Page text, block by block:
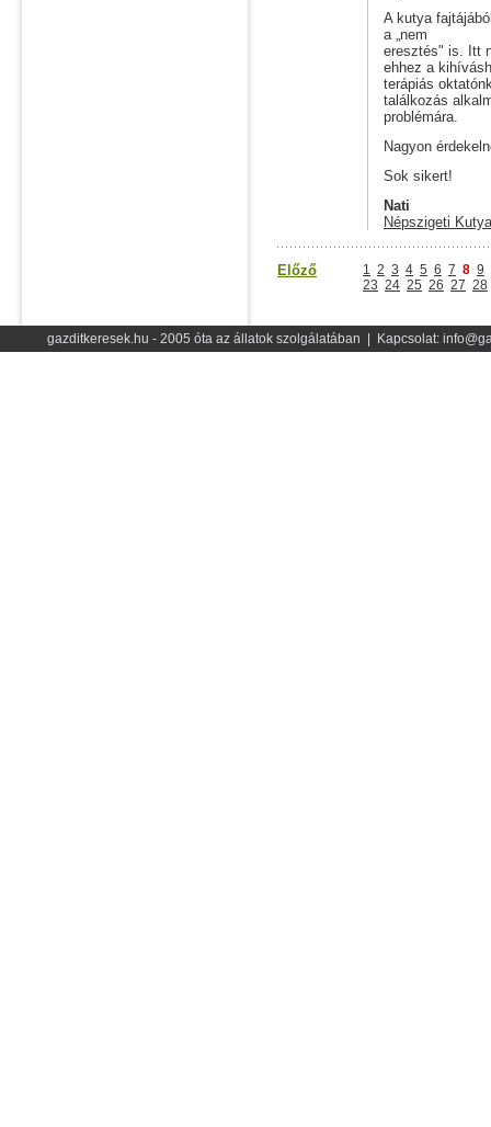
A kutya
a „nem
eresztés" is. Itt
ehhez a
terápiás
találkozás
problémára.
Nagyon
Sok sikert!
Nati
Népszigeti
Előző 1 2 3 4 5 6 7 8 9
23 24 25 26 27 28
gazditkeresek.hu - 2005 óta az állatok szolgálatában | Kapcsolat: